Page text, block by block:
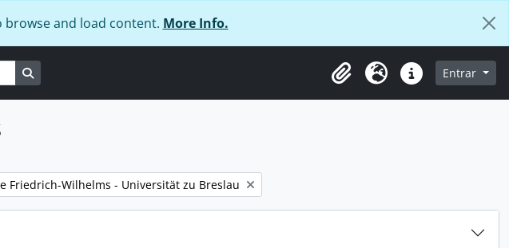
browse and load content. More Info.
Área de transferência
Idioma Ligações rápidas
Entrar
Friedrich-Wilhelms - Universität zu Breslau